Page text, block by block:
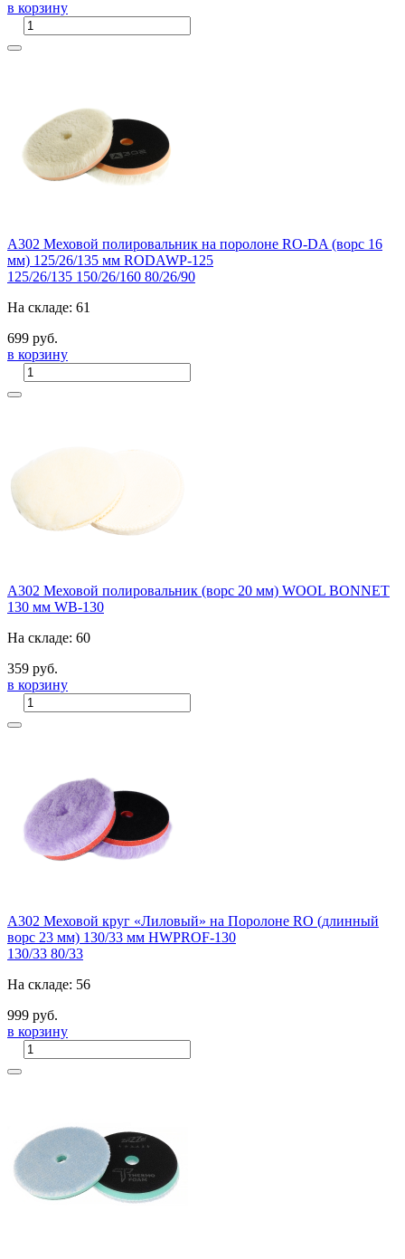
в корзину
A302 Меховой полировальник на поролоне RO-DA (ворс 16
мм) 125/26/135 мм RODAWP-125
125/26/135 150/26/160 80/26/90
На складе: 61
699 руб.
в корзину
A302 Меховой полировальник (ворс 20 мм) WOOL BONNET
130 мм WB-130
На складе: 60
359 руб.
в корзину
A302 Меховой круг «Лиловый» на Поролоне RO (длинный
ворс 23 мм) 130/33 мм HWPROF-130
130/33 80/33
На складе: 56
999 руб.
в корзину